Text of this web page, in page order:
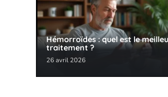
Hémorroïdes : quel est le
traitement ?
26 avril 2026